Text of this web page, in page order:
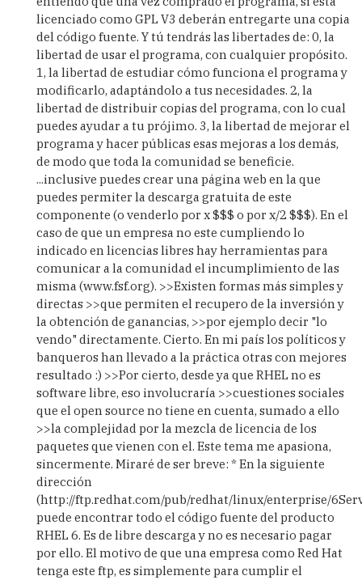
licenciado como GPL V3 deberán entregarte una copia
del código fuente. Y tú tendrás las libertades de: 0, la
libertad de usar el programa, con cualquier propósito.
1, la libertad de estudiar cómo funciona el programa y
modificarlo, adaptándolo a tus necesidades. 2, la
libertad de distribuir copias del programa, con lo cual
puedes ayudar a tu prójimo. 3, la libertad de mejorar el
programa y hacer públicas esas mejoras a los demás,
de modo que toda la comunidad se beneficie.
...inclusive puedes crear una página web en la que
puedes permiter la descarga gratuita de este
componente (o venderlo por x $$$ o por x/2 $$$). En el
caso de que un empresa no este cumpliendo lo
indicado en licencias libres hay herramientas para
comunicar a la comunidad el incumplimiento de las
misma (www.fsf.org). >>Existen formas más simples y
directas >>que permiten el recupero de la inversión y
la obtención de ganancias, >>por ejemplo decir "lo
vendo" directamente. Cierto. En mi país los políticos y
banqueros han llevado a la práctica otras con mejores
resultado :) >>Por cierto, desde ya que RHEL no es
software libre, eso involucraría >>cuestiones sociales
que el open source no tiene en cuenta, sumado a ello
>>la complejidad por la mezcla de licencia de los
paquetes que vienen con el. Este tema me apasiona,
sincermente. Miraré de ser breve: * En la siguiente
dirección
(http://ftp.redhat.com/pub/redhat/linux/enterprise/
puede encontrar todo el código fuente del producto
RHEL 6. Es de libre descarga y no es necesario pagar
por ello. El motivo de que una empresa como Red Hat
tenga este ftp, es simplemente para cumplir el